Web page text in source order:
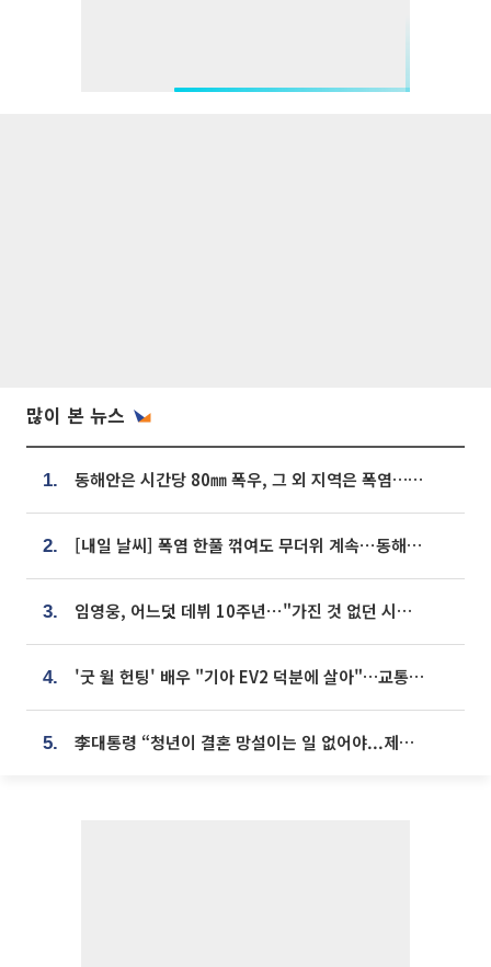
많이 본 뉴스
1. 동해안은 시간당 80㎜ 폭우, 그 외 지역은 폭염…‘극과 극 날씨’
2. [내일 날씨] 폭염 한풀 꺾여도 무더위 계속⋯동해안 이틀 연속 비
3. 임영웅, 어느덧 데뷔 10주년⋯"가진 것 없던 시절, 내 앞엔 20명의 팬뿐"
4. '굿 윌 헌팅' 배우 "기아 EV2 덕분에 살아"…교통사고 후 안전성 극찬
5. 李대통령 “청년이 결혼 망설이는 일 없어야...제도상 불이익 조사”